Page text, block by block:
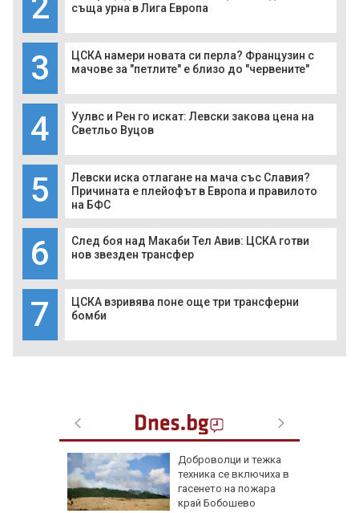
съща урна в Лига Европа
3
ЦСКА намери новата си перла? Французин с
мачове за "петлите" е близо до "червените"
4
Уулвс и Рен го искат: Левски закова цена на
Светльо Вуцов
5
Левски иска отлагане на мача със Славия?
Причината е плейофът в Европа и правилото
на БФС
6
След боя над Макаби Тел Авив: ЦСКА готви
нов звезден трансфер
7
ЦСКА взривява поне още три трансферни
бомби
Доброволци и тежка
техника се включиха в
гасенето на пожара
край Бобошево